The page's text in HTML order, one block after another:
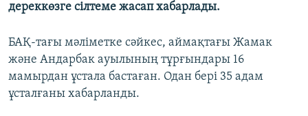
дереккөзге сілтеме жасап хабарлады.
БАҚ-тағы мәліметке сәйкес, аймақтағы Жамак
және Андарбак ауылының тұрғындары 16
мамырдан ұстала бастаған. Одан бері 35 адам
ұсталғаны хабарланды.